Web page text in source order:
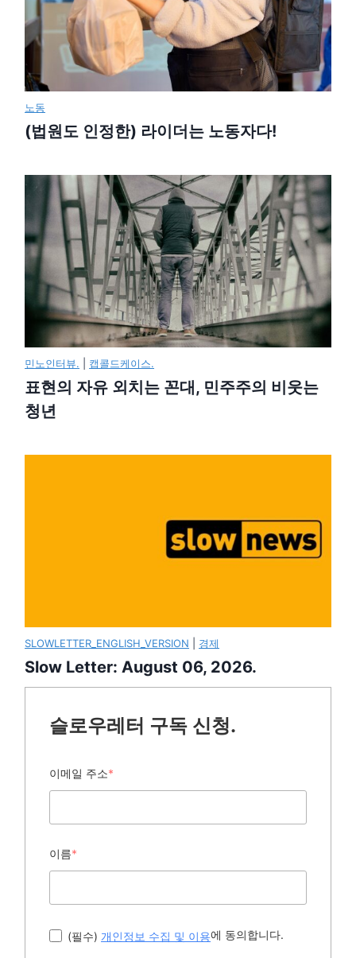
노동
(법원도 인정한) 라이더는 노동자다!
민노인터뷰. 캡콜드케이스.
표현의 자유 외치는 꼰대, 민주주의 비웃는
청년
SLOWLETTER_ENGLISH_VERSION 경제
Slow Letter: August 06, 2026.
슬로우레터 구독 신청.
이메일 주소*
이름*
(필수) 개인정보 수집 및 이용에 동의합니다.